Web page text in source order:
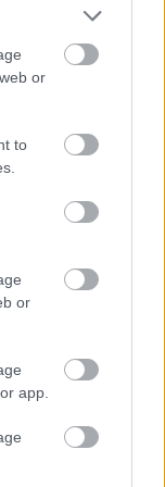
or
to
or
app.
sem. :)